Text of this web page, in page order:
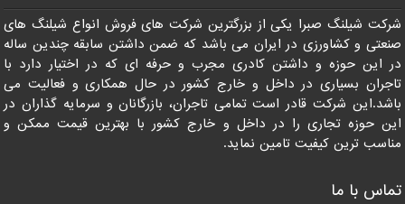
شرکت شیلنگ صبرا یکی از بزرگترین شرکت های فروش انواع شیلنگ های
صنعتی و کشاورزی در ایران می باشد که ضمن داشتن سابقه چندین ساله
در این حوزه و داشتن کادری مجرب و حرفه ای که در اختیار دارد با
تاجران بسیاری در داخل و خارج کشور در حال همکاری و فعالیت می
باشد.این شرکت قادر است تمامی تاجران، بازرگانان و سرمایه گذاران در
این حوزه تجاری را در داخل و خارج کشور با بهترین قیمت ممکن و
مناسب ترین کیفیت تامین نماید.
تماس با ما